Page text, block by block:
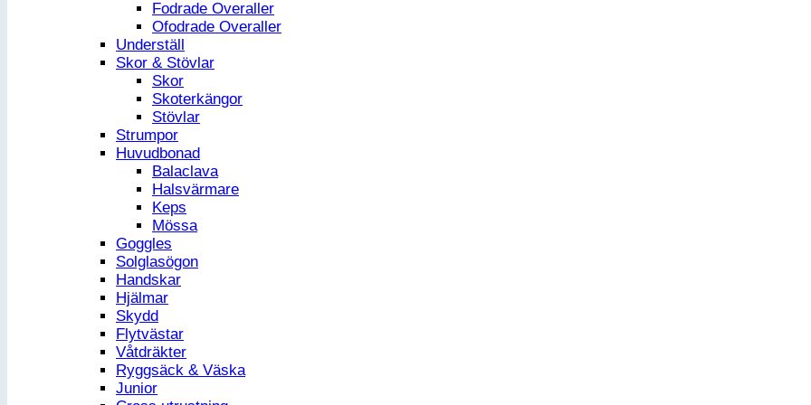
Fodrade Overaller
Ofodrade Overaller
Underställ
Skor & Stövlar
Skor
Skoterkängor
Stövlar
Strumpor
Huvudbonad
Balaclava
Halsvärmare
Keps
Mössa
Goggles
Solglasögon
Handskar
Hjälmar
Skydd
Flytvästar
Våtdräkter
Ryggsäck & Väska
Junior